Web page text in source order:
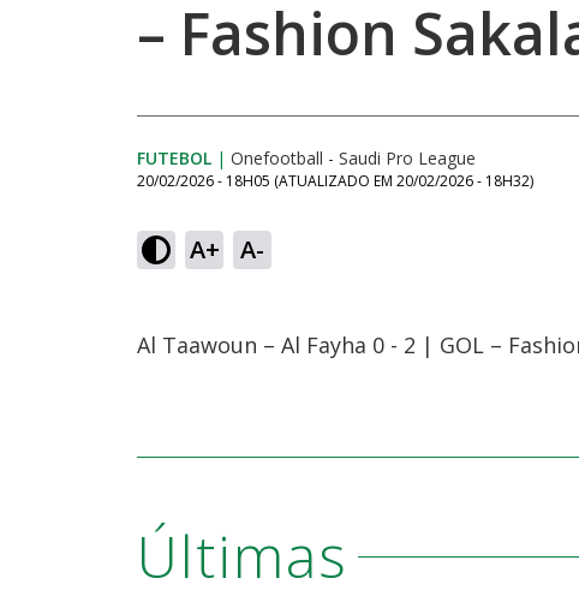
– Fashion
FUTEBOL | Onefootball - Saudi Pro League
20/02/2026 - 18H05 (ATUALIZADO EM 20/02/2026 - 18H32)
A+ A-
Al Taawoun – Al Fayha 0 - 2 | GOL –
Últimas